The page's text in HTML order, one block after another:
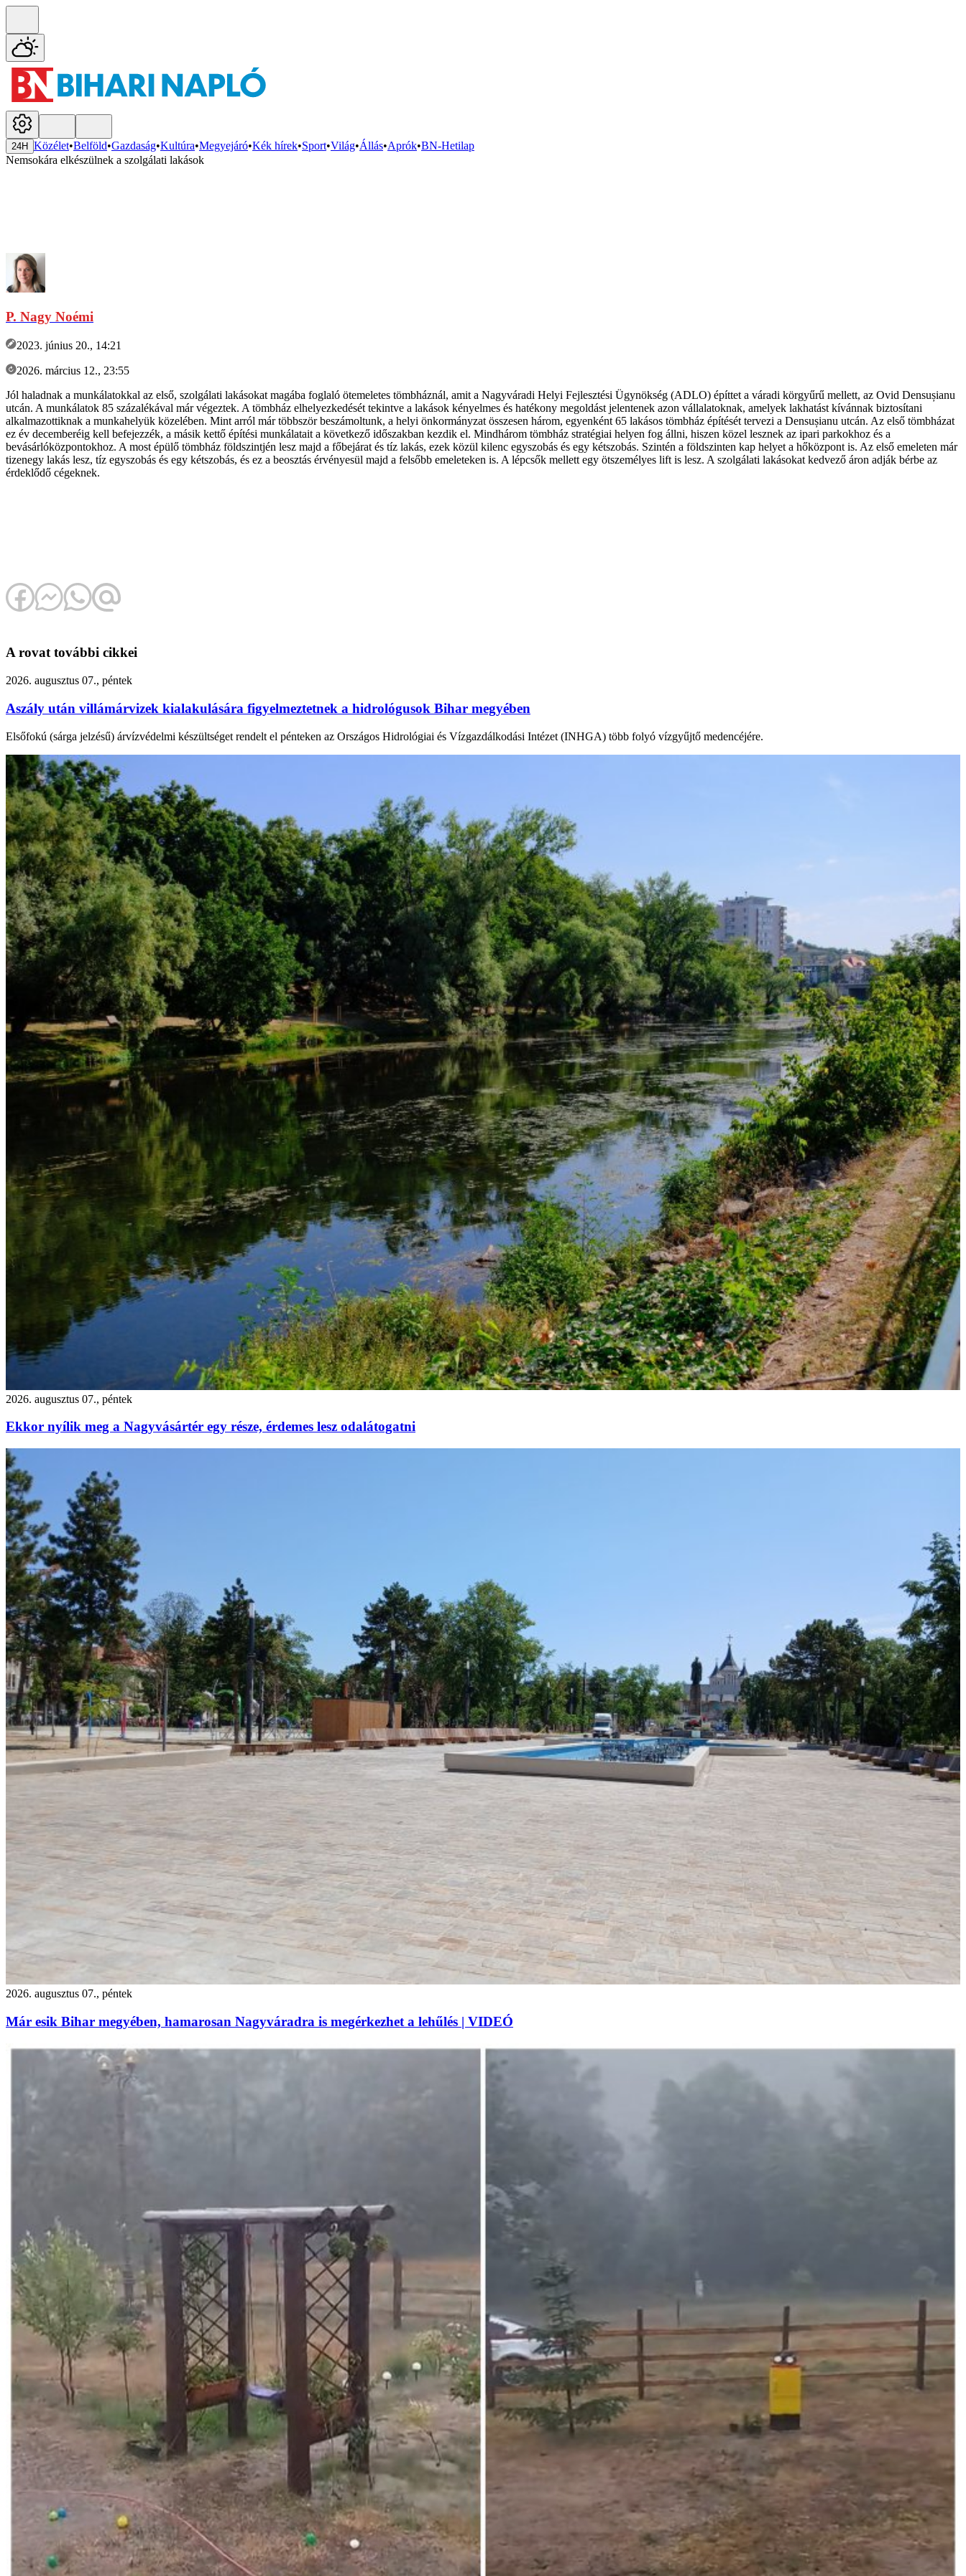
24H Közélet•Belföld•Gazdaság•Kultúra•Megyejáró•Kék hírek•Sport•Világ•Állás•Aprók•BN-Hetilap
Nemsokára elkészülnek a szolgálati lakások
P. Nagy Noémi
2023. június 20., 14:21
2026. március 12., 23:55
Jól haladnak a munkálatokkal az első, szolgálati lakásokat magába foglaló ötemeletes tömbháznál, amit a Nagyváradi Helyi Fejlesztési Ügynökség (ADLO) építtet a váradi körgyűrű mellett, az Ovid Densușianu
utcán. A munkálatok 85 százalékával már végeztek. A tömbház elhelyezkedését tekintve a lakások kényelmes és hatékony megoldást jelentenek azon vállalatoknak, amelyek lakhatást kívánnak biztosítani
alkalmazottiknak a munkahelyük közelében. Mint arról már többször beszámoltunk, a helyi önkormányzat összesen három, egyenként 65 lakásos tömbház építését tervezi a Densușianu utcán. Az első tömbházat
ez év decemberéig kell befejezzék, a másik kettő építési munkálatait a következő időszakban kezdik el. Mindhárom tömbház stratégiai helyen fog állni, hiszen közel lesznek az ipari parkokhoz és a
bevásárlóközpontokhoz. A most épülő tömbház földszintjén lesz majd a főbejárat és tíz lakás, ezek közül kilenc egyszobás és egy kétszobás. Szintén a földszinten kap helyet a hőközpont is. Az első emeleten már
tizenegy lakás lesz, tíz egyszobás és egy kétszobás, és ez a beosztás érvényesül majd a felsőbb emeleteken is. A lépcsők mellett egy ötszemélyes lift is lesz. A szolgálati lakásokat kedvező áron adják bérbe az
érdeklődő cégeknek.
A rovat további cikkei
2026. augusztus 07., péntek
Aszály után villámárvizek kialakulására figyelmeztetnek a hidrológusok Bihar megyében
Elsőfokú (sárga jelzésű) árvízvédelmi készültséget rendelt el pénteken az Országos Hidrológiai és Vízgazdálkodási Intézet (INHGA) több folyó vízgyűjtő medencéjére.
2026. augusztus 07., péntek
Ekkor nyílik meg a Nagyvásártér egy része, érdemes lesz odalátogatni
2026. augusztus 07., péntek
Már esik Bihar megyében, hamarosan Nagyváradra is megérkezhet a lehűlés | VIDEÓ